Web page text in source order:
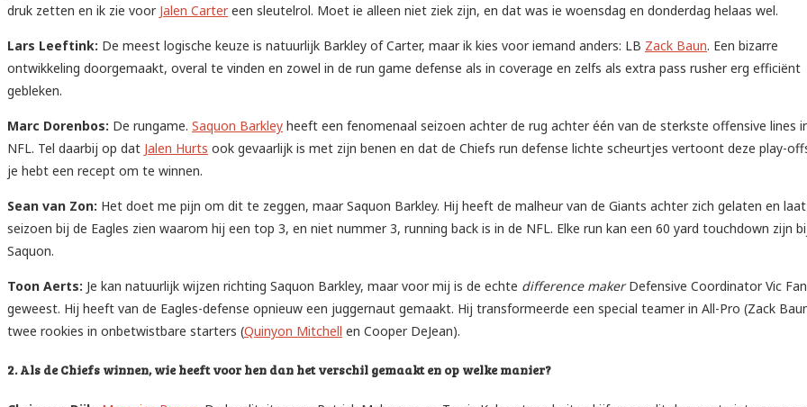
druk zetten en ik zie voor Jalen Cartereen sleutelrol. Moet ie alleen niet ziek zijn, en dat was ie woensdag en donderdag helaas wel.
Lars Leeftink: De meest logische keuze is natuurlijk Barkley of Carter, maar ik kies voor iemand anders: LB Zack Baun. Een bizarre
ontwikkeling doorgemaakt, overal te vinden en zowel in de run game defense als in coverage en zelfs als extra pass rusher erg efficiënt
gebleken.
Marc Dorenbos: De rungame. Saquon Barkley heeft een fenomenaal seizoen achter de rug achter één van de sterkste offensive lines
NFL. Tel daarbij op dat Jalen Hurts ook gevaarlijk is met zijn benen en dat de Chiefs run defense lichte scheurtjes vertoont deze play-
je hebt een recept om te winnen.
Sean van Zon: Het doet me pijn om dit te zeggen, maar Saquon Barkley. Hij heeft de malheur van de Giants achter zich gelaten en
seizoen bij de Eagles zien waarom hij een top 3, en niet nummer 3, running back is in de NFL. Elke run kan een 60 yard touchdown zijn
Saquon.
Toon Aerts: Je kan natuurlijk wijzen richting Saquon Barkley, maar voor mij is de echte difference makerDefensive Coordinator Vic
geweest. Hij heeft van de Eagles-defense opnieuw een juggernaut gemaakt. Hij transformeerde een special teamer in All-Pro (Zack
twee rookies in onbetwistbare starters (Quinyon Mitchell en Cooper DeJean).
2. Als de Chiefs winnen, wie heeft voor hen dan het verschil gemaakt en op welke manier?